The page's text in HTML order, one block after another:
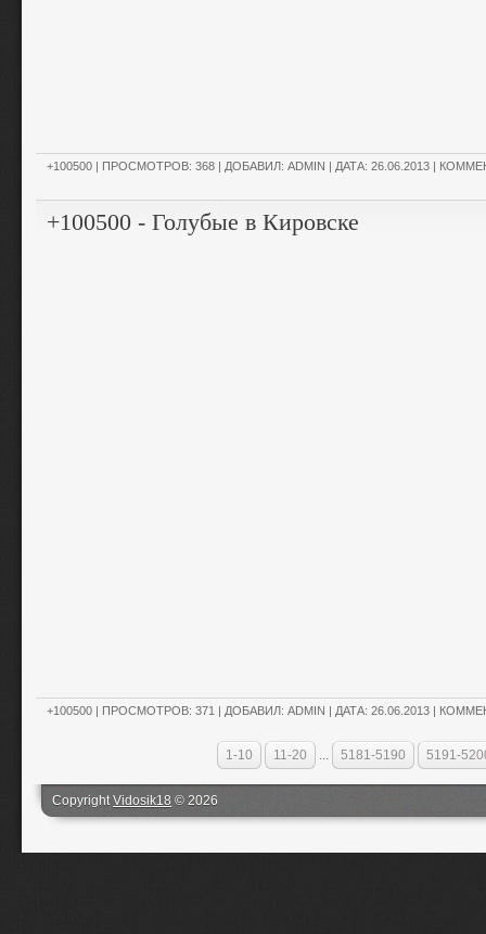
+100500 | ПРОСМОТРОВ: 368 | ДОБАВИЛ: ADMIN | ДАТА: 26.06.2013 |
+100500 - Голубые в Кировске
+100500 | ПРОСМОТРОВ: 371 | ДОБАВИЛ: ADMIN | ДАТА: 26.06.2013 |
1-10 11-20 ... 5181-5190 5191-
CopyrightVidosik18 © 2026